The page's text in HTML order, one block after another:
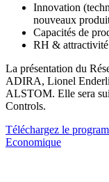
Innovation
nouveaux
Capacités de
RH & attractivité
La présentation du
ADIRA, Lionel
ALSTOM. Elle sera
Controls.
Téléchargez le
Economique